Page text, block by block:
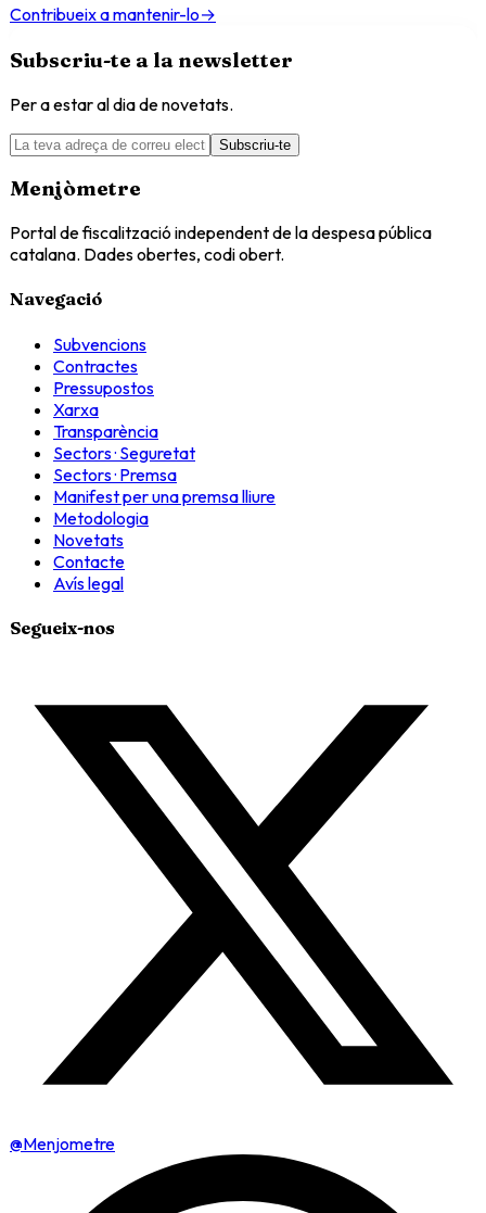
Contribueix a mantenir-lo→
Subscriu-te a la newsletter
Per a estar al dia de novetats.
Subscriu-te
Menjòmetre
Portal de fiscalització independent de la despesa pública
catalana. Dades obertes, codi obert.
Navegació
Subvencions
Contractes
Pressupostos
Xarxa
Transparència
Sectors · Seguretat
Sectors · Premsa
Manifest per una premsa lliure
Metodologia
Novetats
Contacte
Avís legal
Segueix-nos
@Menjometre